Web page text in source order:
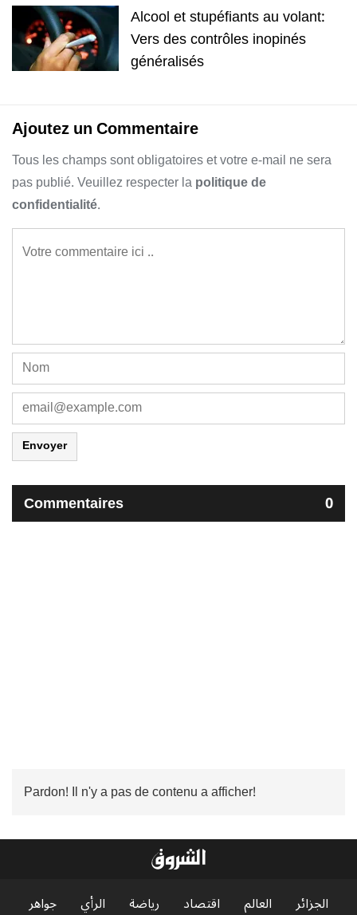
Alcool et stupéfiants au volant:
Vers des contrôles inopinés
généralisés
Ajoutez un Commentaire
Tous les champs sont obligatoires et votre e-mail ne sera
pas publié. Veuillez respecter lapolitique de
confidentialité.
Envoyer
Commentaires 0
Pardon! Il n'y a pas de contenu a afficher!
الجزائر العالم اقتصاد رياضة الرأي جواهر